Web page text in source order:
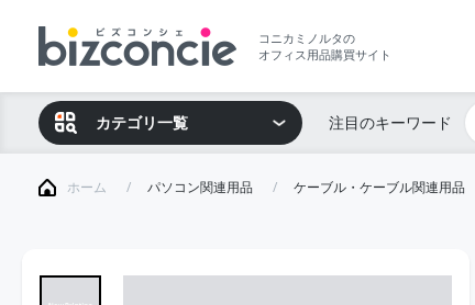
コニカミノルタの
オフィス用品購買サイト
カテゴリ一覧 注目のキーワード
ホーム パソコン関連用品 ケーブル・ケーブル関連用品